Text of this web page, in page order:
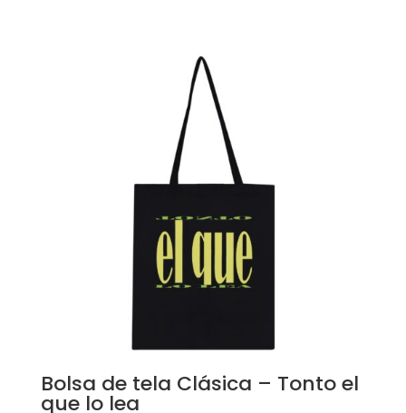
Bolsa de tela Clásica – Tonto el
que lo lea